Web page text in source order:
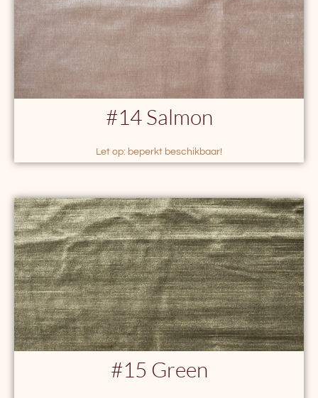
#14 Salmon
Let op: beperkt beschikbaar!
#15 Green